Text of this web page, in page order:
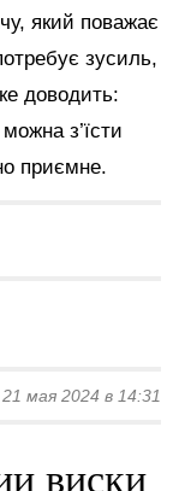
який поважає
зусиль,
доводить:
з’їсти
приємне.
21 мая 2024 в 14:31
виски